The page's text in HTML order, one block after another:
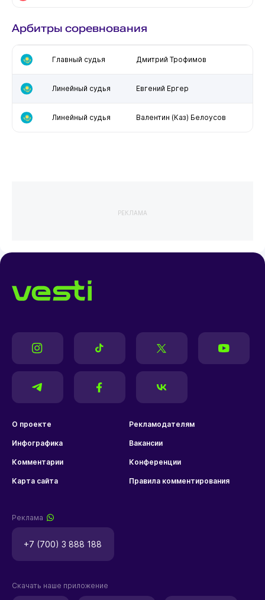
Арбитры соревнования
Главный судья Дмитрий Трофимов
Линейный судья Евгений Ергер
Линейный судья Валентин (Каз) Белоусов
РЕКЛАМА
О проекте Рекламодателям
Инфографика Вакансии
Комментарии Конференции
Карта сайта Правила комментирования
Реклама
+7 (700) 3 888 188
Скачать наше приложение